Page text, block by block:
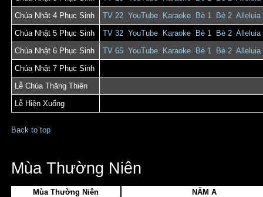
Chúa Nhật 4 Phục Sinh
TV 22 YouTube Karaoke Bè 1 Bè 2 Alleluia
Chúa Nhật 5 Phục Sinh
TV 32 YouTube Karaoke Bè 1 Bè 2 Alleluia
Chúa Nhật 6 Phục Sinh
TV 65 YouTube Karaoke Bè 1 Bè 2 Alleluia
Chúa Nhật 7 Phục Sinh
Lễ Chúa Thăng Thiên
Lễ Hiện Xuống
Back to top
Mùa Thường Niên
Mùa Thường Niên
NĂM A